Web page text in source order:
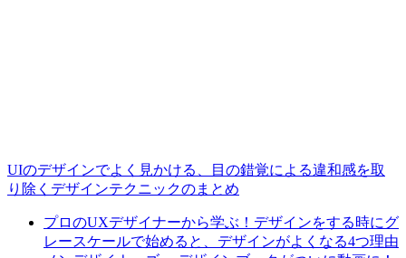
UIのデザインでよく見かける、目の錯覚による違和感を取
り除くデザインテクニックのまとめ
プロのUXデザイナーから学ぶ！デザインをする時にグ
レースケールで始めると、デザインがよくなる4つ理由